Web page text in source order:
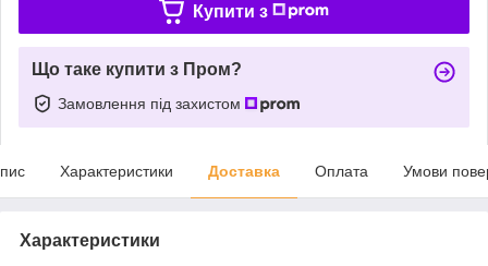
Купити з
Що таке купити з Пром?
Замовлення під захистом
Характеристики Доставка Оплата Умови
Характеристики